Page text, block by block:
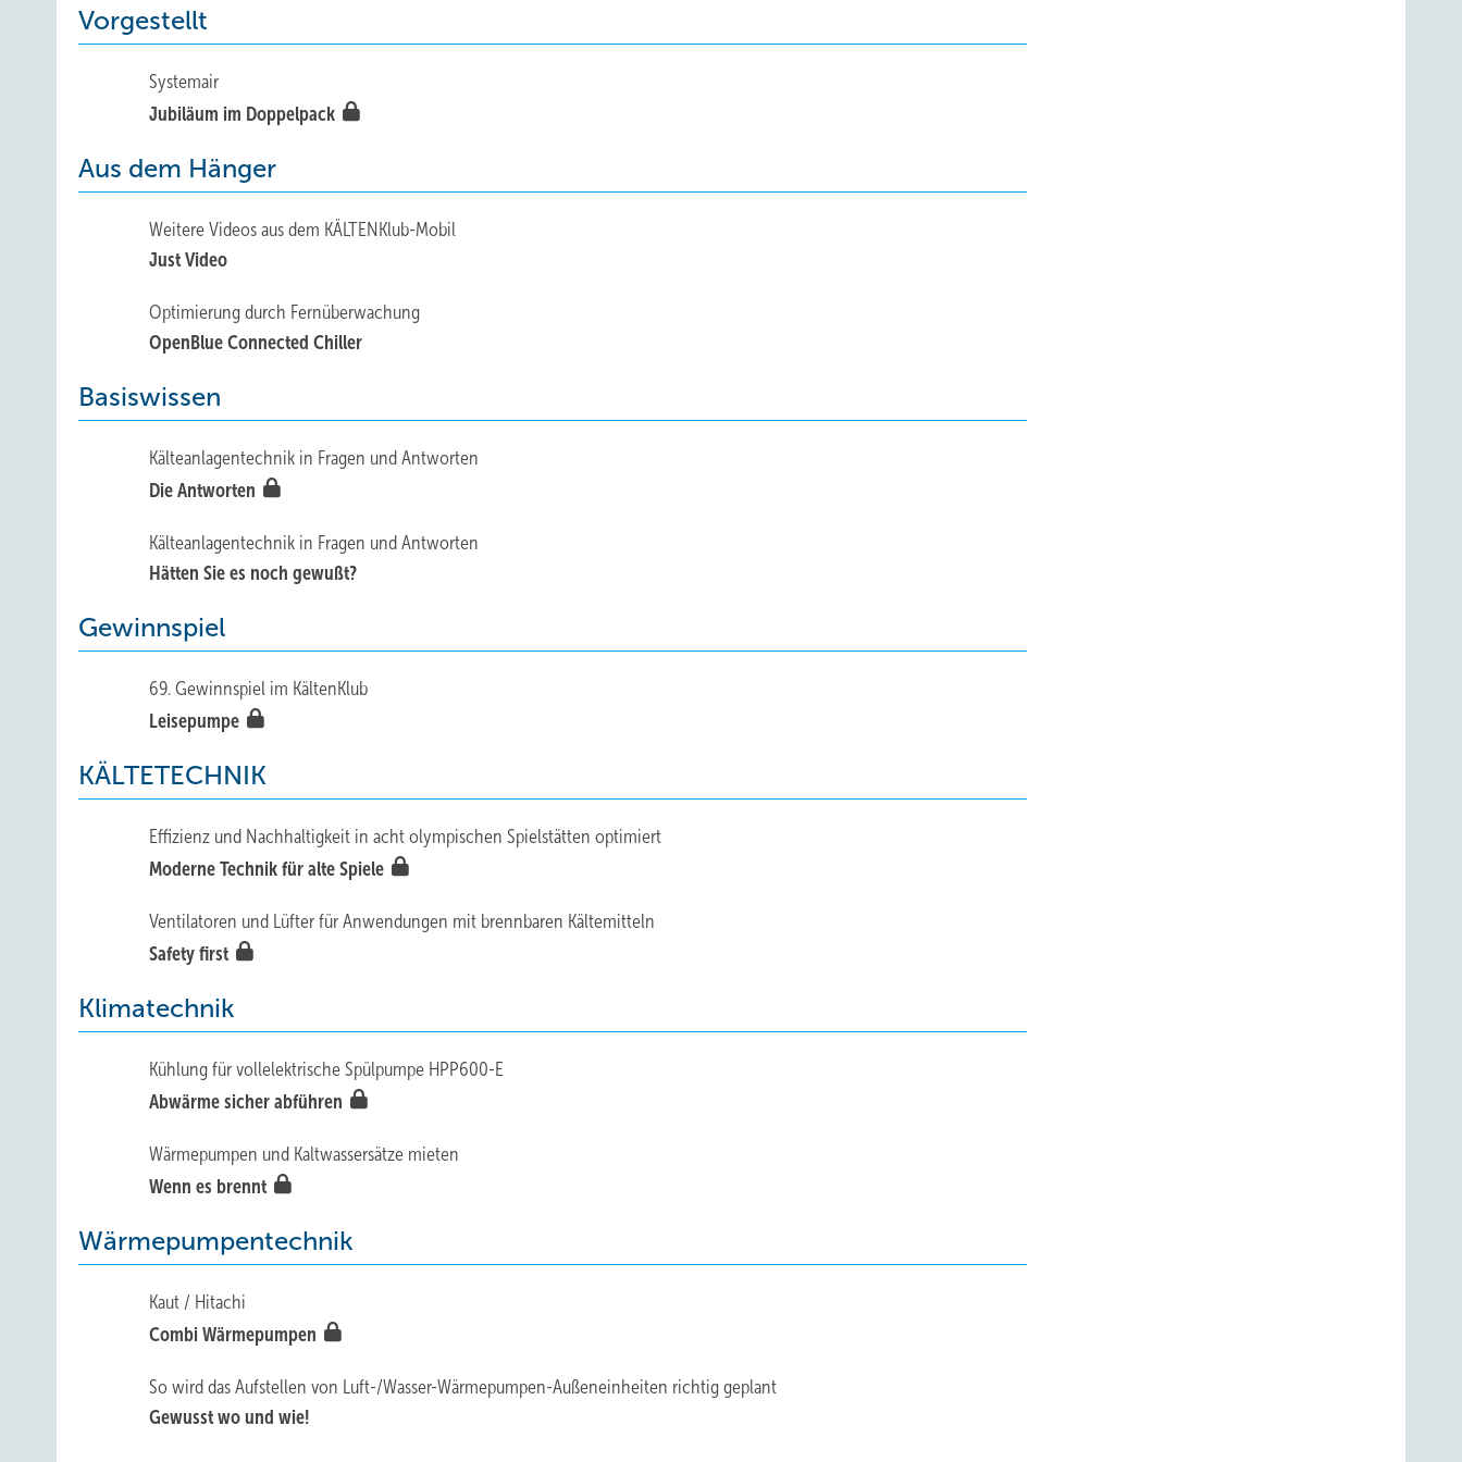
Vorgestellt
Systemair
Jubiläum im Doppelpack
Aus dem Hänger
Weitere Videos aus dem KÄLTENKlub-Mobil
Just Video
Optimierung durch Fernüberwachung
OpenBlue Connected Chiller
Basiswissen
Kälteanlagentechnik in Fragen und Antworten
Die Antworten
Kälteanlagentechnik in Fragen und Antworten
Hätten Sie es noch gewußt?
Gewinnspiel
69. Gewinnspiel im KältenKlub
Leisepumpe
KÄLTETECHNIK
Effizienz und Nachhaltigkeit in acht olympischen Spielstätten optimiert
Moderne Technik für alte Spiele
Ventilatoren und Lüfter für Anwendungen mit brennbaren Kältemitteln
Safety first
Klimatechnik
Kühlung für vollelektrische Spülpumpe HPP600-E
Abwärme sicher abführen
Wärmepumpen und Kaltwassersätze mieten
Wenn es brennt
Wärmepumpentechnik
Kaut / Hitachi
Combi Wärmepumpen
So wird das Aufstellen von Luft-/Wasser-Wärmepumpen-Außeneinheiten richtig geplant
Gewusst wo und wie!